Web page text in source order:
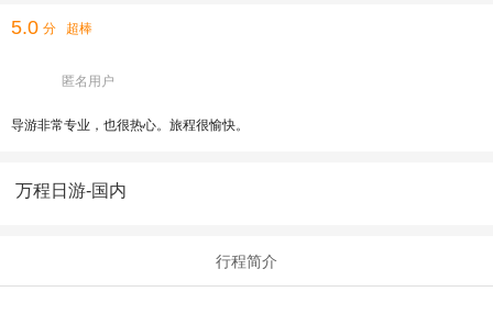
5.0 分 超棒
匿名用户
导游非常专业，也很热心。旅程很愉快。
万程日游-国内
行程简介